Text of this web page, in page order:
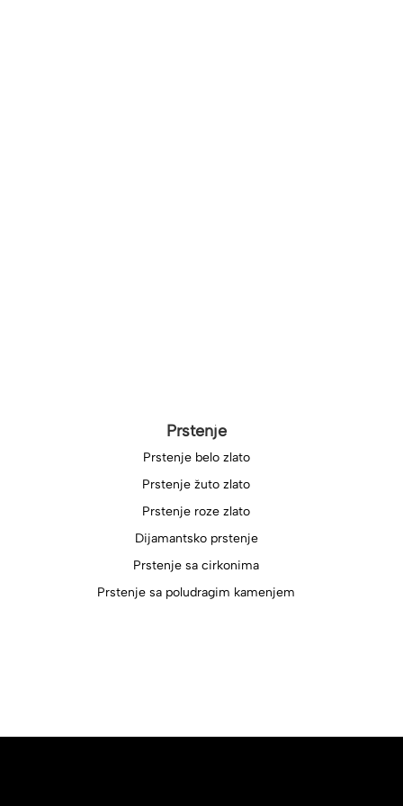
Prstenje
Prstenje belo zlato
Prstenje žuto zlato
Prstenje roze zlato
Dijamantsko prstenje
Prstenje sa cirkonima
Prstenje sa poludragim kamenjem